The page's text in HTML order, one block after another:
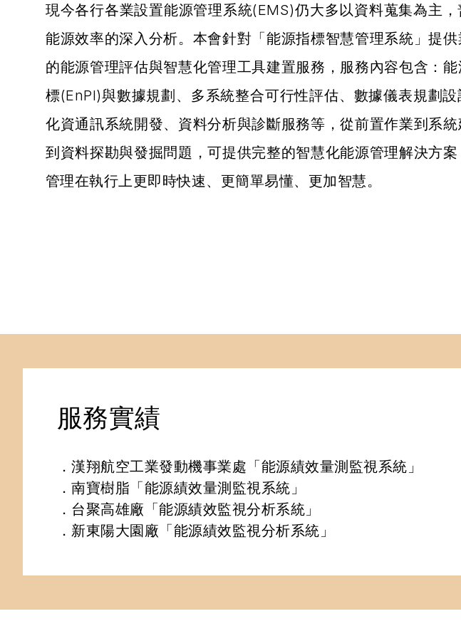
現今各行各業設置能源管理系統(EMS)仍大多以資料蒐集為主，
能源效率的深入分析。本會針對「能源指標智慧管理系統」提
的能源管理評估與智慧化管理工具建置服務，服務內容包含：
標(EnPI)與數據規劃、多系統整合可行性評估、數據儀表規劃設
化資通訊系統開發、資料分析與診斷服務等，從前置作業到系
到資料探勘與發掘問題，可提供完整的智慧化能源管理解決方
管理在執行上更即時快速、更簡單易懂、更加智慧。
服務實績
．漢翔航空工業發動機事業處「能源績效量測監視系統」
．南寶樹脂「能源績效量測監視系統」
．台聚高雄廠「能源績效監視分析系統」
．新東陽大園廠「能源績效監視分析系統」